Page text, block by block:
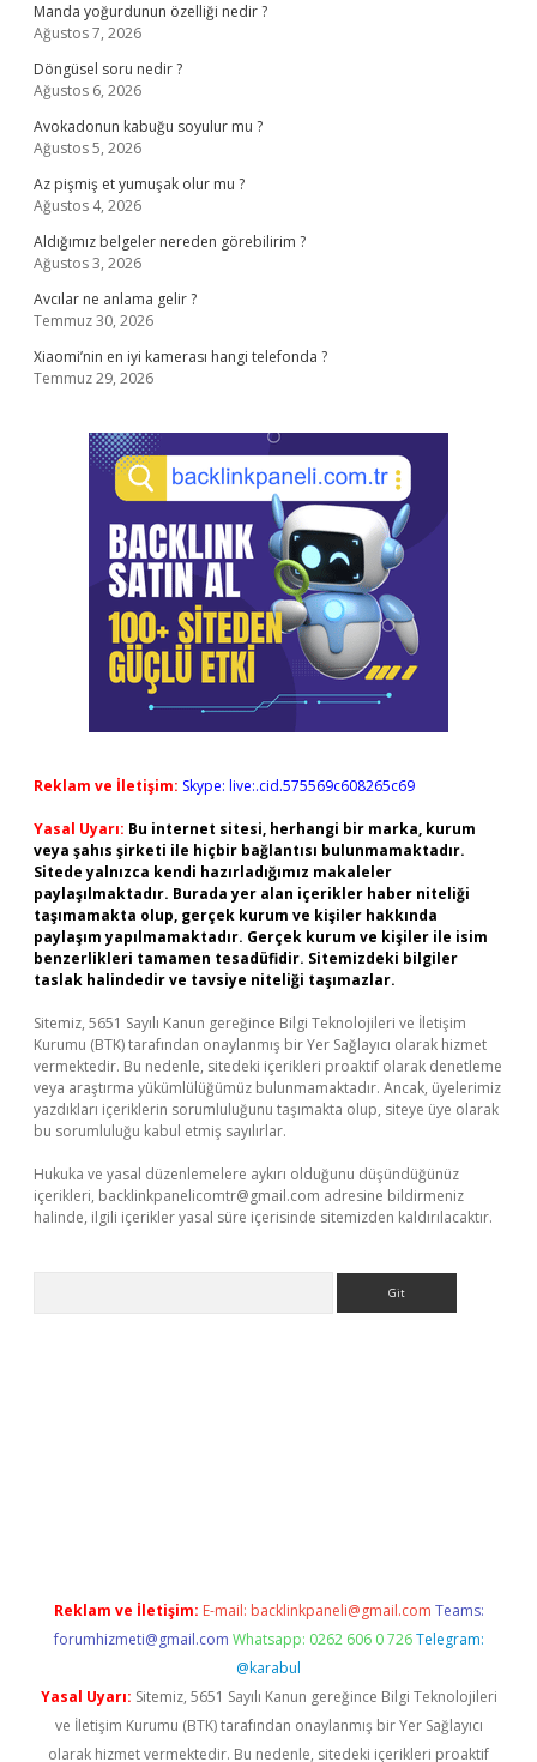
Manda yoğurdunun özelliği nedir ?
Ağustos 7, 2026
Döngüsel soru nedir ?
Ağustos 6, 2026
Avokadonun kabuğu soyulur mu ?
Ağustos 5, 2026
Az pişmiş et yumuşak olur mu ?
Ağustos 4, 2026
Aldığımız belgeler nereden görebilirim ?
Ağustos 3, 2026
Avcılar ne anlama gelir ?
Temmuz 30, 2026
Xiaomi’nin en iyi kamerası hangi telefonda ?
Temmuz 29, 2026
Reklam ve İletişim: Skype: live:.cid.575569c608265c69
Yasal Uyarı: Bu internet sitesi, herhangi bir marka, kurum
veya şahıs şirketi ile hiçbir bağlantısı bulunmamaktadır.
Sitede yalnızca kendi hazırladığımız makaleler
paylaşılmaktadır. Burada yer alan içerikler haber niteliği
taşımamakta olup, gerçek kurum ve kişiler hakkında
paylaşım yapılmamaktadır. Gerçek kurum ve kişiler ile isim
benzerlikleri tamamen tesadüfidir. Sitemizdeki bilgiler
taslak halindedir ve tavsiye niteliği taşımazlar.
Sitemiz, 5651 Sayılı Kanun gereğince Bilgi Teknolojileri ve İletişim
Kurumu (BTK) tarafından onaylanmış bir Yer Sağlayıcı olarak hizmet
vermektedir. Bu nedenle, sitedeki içerikleri proaktif olarak denetleme
veya araştırma yükümlülüğümüz bulunmamaktadır. Ancak, üyelerimiz
yazdıkları içeriklerin sorumluluğunu taşımakta olup, siteye üye olarak
bu sorumluluğu kabul etmiş sayılırlar.
Hukuka ve yasal düzenlemelere aykırı olduğunu düşündüğünüz
içerikleri, backlinkpanelicomtr@gmail.com adresine bildirmeniz
halinde, ilgili içerikler yasal süre içerisinde sitemizden kaldırılacaktır.
Reklam ve İletişim: E-mail: backlinkpaneli@gmail.com Teams:
forumhizmeti@gmail.com Whatsapp: 0262 606 0 726 Telegram:
@karabul
Yasal Uyarı: Sitemiz, 5651 Sayılı Kanun gereğince Bilgi Teknolojileri
ve İletişim Kurumu (BTK) tarafından onaylanmış bir Yer Sağlayıcı
olarak hizmet vermektedir. Bu nedenle, sitedeki içerikleri proaktif